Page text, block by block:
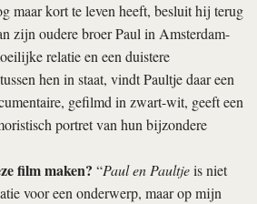
maar kort te leven heeft, besluit hij terug
zijn oudere broer Paul in Amsterdam-
relatie en een duistere
hen in staat, vindt Paultje daar een
gefilmd in zwart-wit, geeft een
portret van hun bijzondere
film maken? “Paul en Paultjeis niet
voor een onderwerp, maar op mijn